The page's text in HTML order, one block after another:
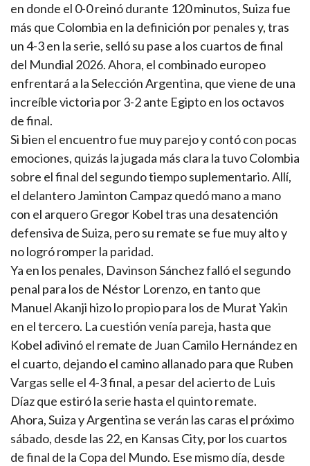
en donde el 0-0 reinó durante 120 minutos, Suiza fue
más que Colombia en la definición por penales y, tras
un 4-3 en la serie, selló su pase a los cuartos de final
del Mundial 2026. Ahora, el combinado europeo
enfrentará a la Selección Argentina, que viene de una
increíble victoria por 3-2 ante Egipto en los octavos
de final.
Si bien el encuentro fue muy parejo y contó con pocas
emociones, quizás la jugada más clara la tuvo Colombia
sobre el final del segundo tiempo suplementario. Allí,
el delantero Jaminton Campaz quedó mano a mano
con el arquero Gregor Kobel tras una desatención
defensiva de Suiza, pero su remate se fue muy alto y
no logró romper la paridad.
Ya en los penales, Davinson Sánchez falló el segundo
penal para los de Néstor Lorenzo, en tanto que
Manuel Akanji hizo lo propio para los de Murat Yakin
en el tercero. La cuestión venía pareja, hasta que
Kobel adivinó el remate de Juan Camilo Hernández en
el cuarto, dejando el camino allanado para que Ruben
Vargas selle el 4-3 final, a pesar del acierto de Luis
Díaz que estiró la serie hasta el quinto remate.
Ahora, Suiza y Argentina se verán las caras el próximo
sábado, desde las 22, en Kansas City, por los cuartos
de final de la Copa del Mundo. Ese mismo día, desde